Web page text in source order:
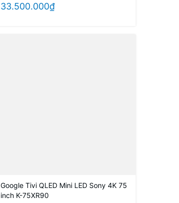
33.500.000₫
Google Tivi QLED Mini LED Sony 4K 75
inch K-75XR90